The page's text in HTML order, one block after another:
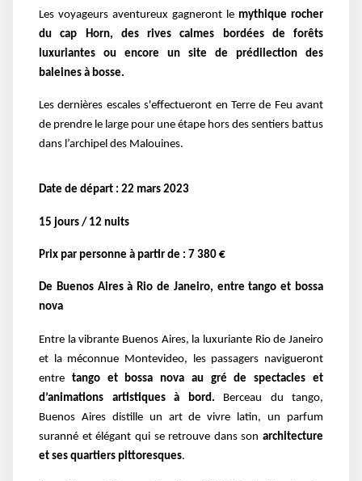
Les voyageurs aventureux gagneront le mythique rocher
du cap Horn, des rives calmes bordées de forêts
luxuriantes ou encore un site de prédilection des
baleines à bosse.
Les dernières escales s'effectueront en Terre de Feu avant
de prendre le large pour une étape hors des sentiers battus
dans l’archipel des Malouines.
Date de départ : 22 mars 2023
15 jours / 12 nuits
Prix par personne à partir de : 7 380 €
De Buenos Aires à Rio de Janeiro, entre tango et bossa
nova
Entre la vibrante Buenos Aires, la luxuriante Rio de Janeiro
et la méconnue Montevideo, les passagers navigueront
entre tango et bossa nova au gré de spectacles et
d’animations artistiques à bord. Berceau du tango,
Buenos Aires distille un art de vivre latin, un parfum
suranné et élégant qui se retrouve dans son architecture
et ses quartiers pittoresques.